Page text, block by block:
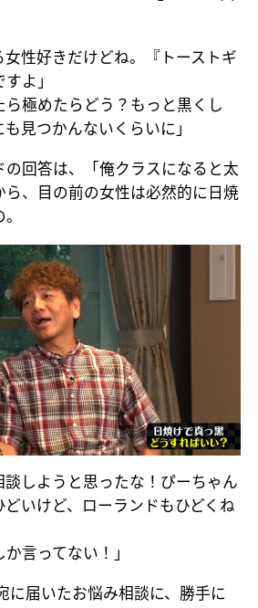
性好きだけどね。『トーストギ
よ」
ら極めたらどう？もっと黒くし
見つかんないくらいに」
回答は、「俺クラスになると太
ら、目の前の女性は必然的に日焼
談しようと思ったな！ぴーちゃん
どいけど、ローランドもひどくね
言ってない！」
に届いたお悩み相談に、勝手に